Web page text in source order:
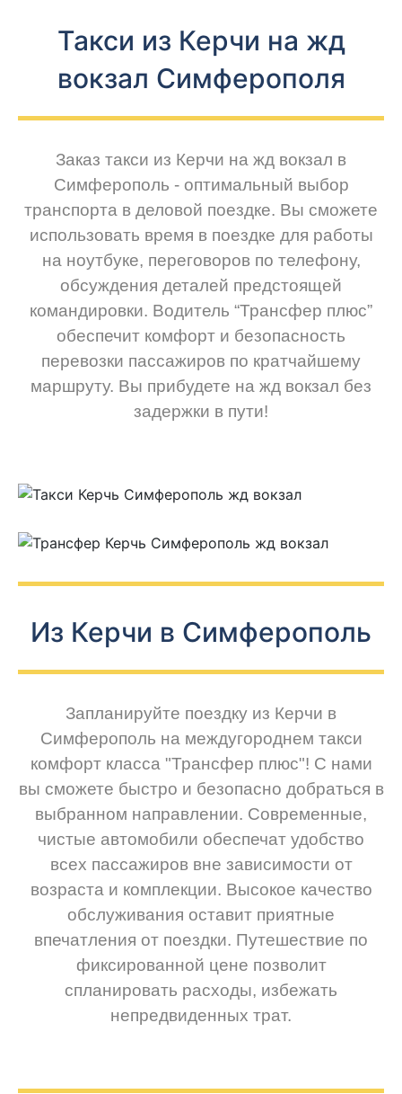
Такси из Керчи на жд
вокзал Симферополя
Заказ такси из Керчи на жд вокзал в
Симферополь - оптимальный выбор
транспорта в деловой поездке. Вы сможете
использовать время в поездке для работы
на ноутбуке, переговоров по телефону,
обсуждения деталей предстоящей
командировки. Водитель “Трансфер плюс”
обеспечит комфорт и безопасность
перевозки пассажиров по кратчайшему
маршруту. Вы прибудете на жд вокзал без
задержки в пути!
Из Керчи в Симферополь
Запланируйте поездку из Керчи в
Симферополь на междугороднем такси
комфорт класса "Трансфер плюс"! С нами
вы сможете быстро и безопасно добраться в
выбранном направлении. Современные,
чистые автомобили обеспечат удобство
всех пассажиров вне зависимости от
возраста и комплекции. Высокое качество
обслуживания оставит приятные
впечатления от поездки. Путешествие по
фиксированной цене позволит
спланировать расходы, избежать
непредвиденных трат.